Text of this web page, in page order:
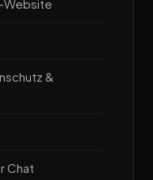
Website
&
Chat